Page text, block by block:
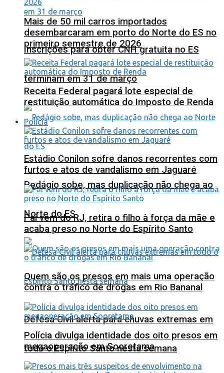
Inscrições para obter CNH gratuita no ES
terminam em 31 de março
Pedágio sobe, mas duplicação não chega ao
Norte do ES
Defesa Civil alerta para chuvas extremas em
todo o Espírito Santo nesta semana
Mais de 50 mil carros importados
desembarcaram em porto do Norte do ES no
primeiro semestre de 2026
Receita Federal pagará lote especial de
restituição automática do Imposto de Renda
Polícia
Estádio Conilon sofre danos recorrentes com
furtos e atos de vandalismo em Jaguaré
Pai vem do RJ, retira o filho à força da mãe e
acaba preso no Norte do Espírito Santo
Quem são os presos em mais uma operação
contra o tráfico de drogas em Rio Bananal
Polícia divulga identidade dos oito presos em
megaoperação em Sooretama